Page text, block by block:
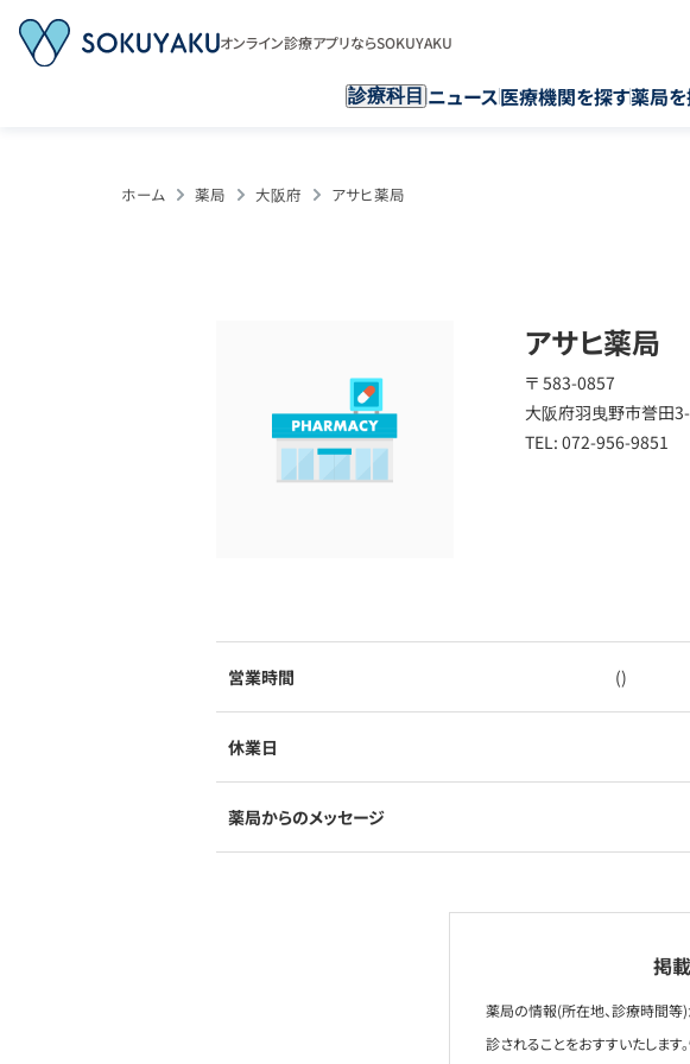
オンライン診療アプリならSOKUYAKU
診療科目 ニュース医療機関を探す薬局
ホーム 薬局 大阪府 アサヒ薬局
アサヒ薬局
〒 583-0857
大阪府羽曳野市誉田
TEL: 072-956-9851
営業時間 ()
休業日
薬局からのメッセージ
掲
薬局の情報(所在地、診療時間等
診されることをおすすいたしま